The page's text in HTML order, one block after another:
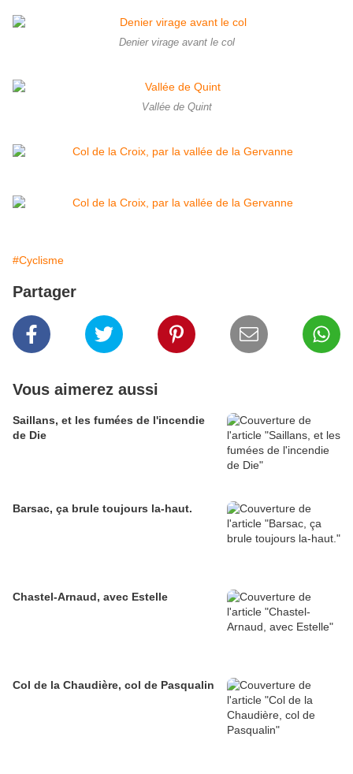
Denier virage avant le col
Vallée de Quint
#Cyclisme
Partager
Vous aimerez aussi
Saillans, et les fumées de l'incendie
de Die
Barsac, ça brule toujours la-haut.
Chastel-Arnaud, avec Estelle
Col de la Chaudière, col de Pasqualin